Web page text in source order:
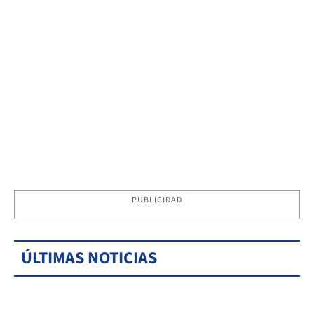
PUBLICIDAD
ÚLTIMAS NOTICIAS